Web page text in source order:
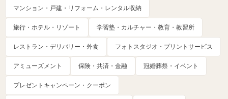
マンション・戸建・リフォーム・レンタル収納
旅行・ホテル・リゾート 学習塾・カルチャー・教育・教習所
レストラン・デリバリー・外食 フォトスタジオ・プリントサービス
アミューズメント 保険・共済・金融 冠婚葬祭・イベント
プレゼントキャンペーン・クーポン